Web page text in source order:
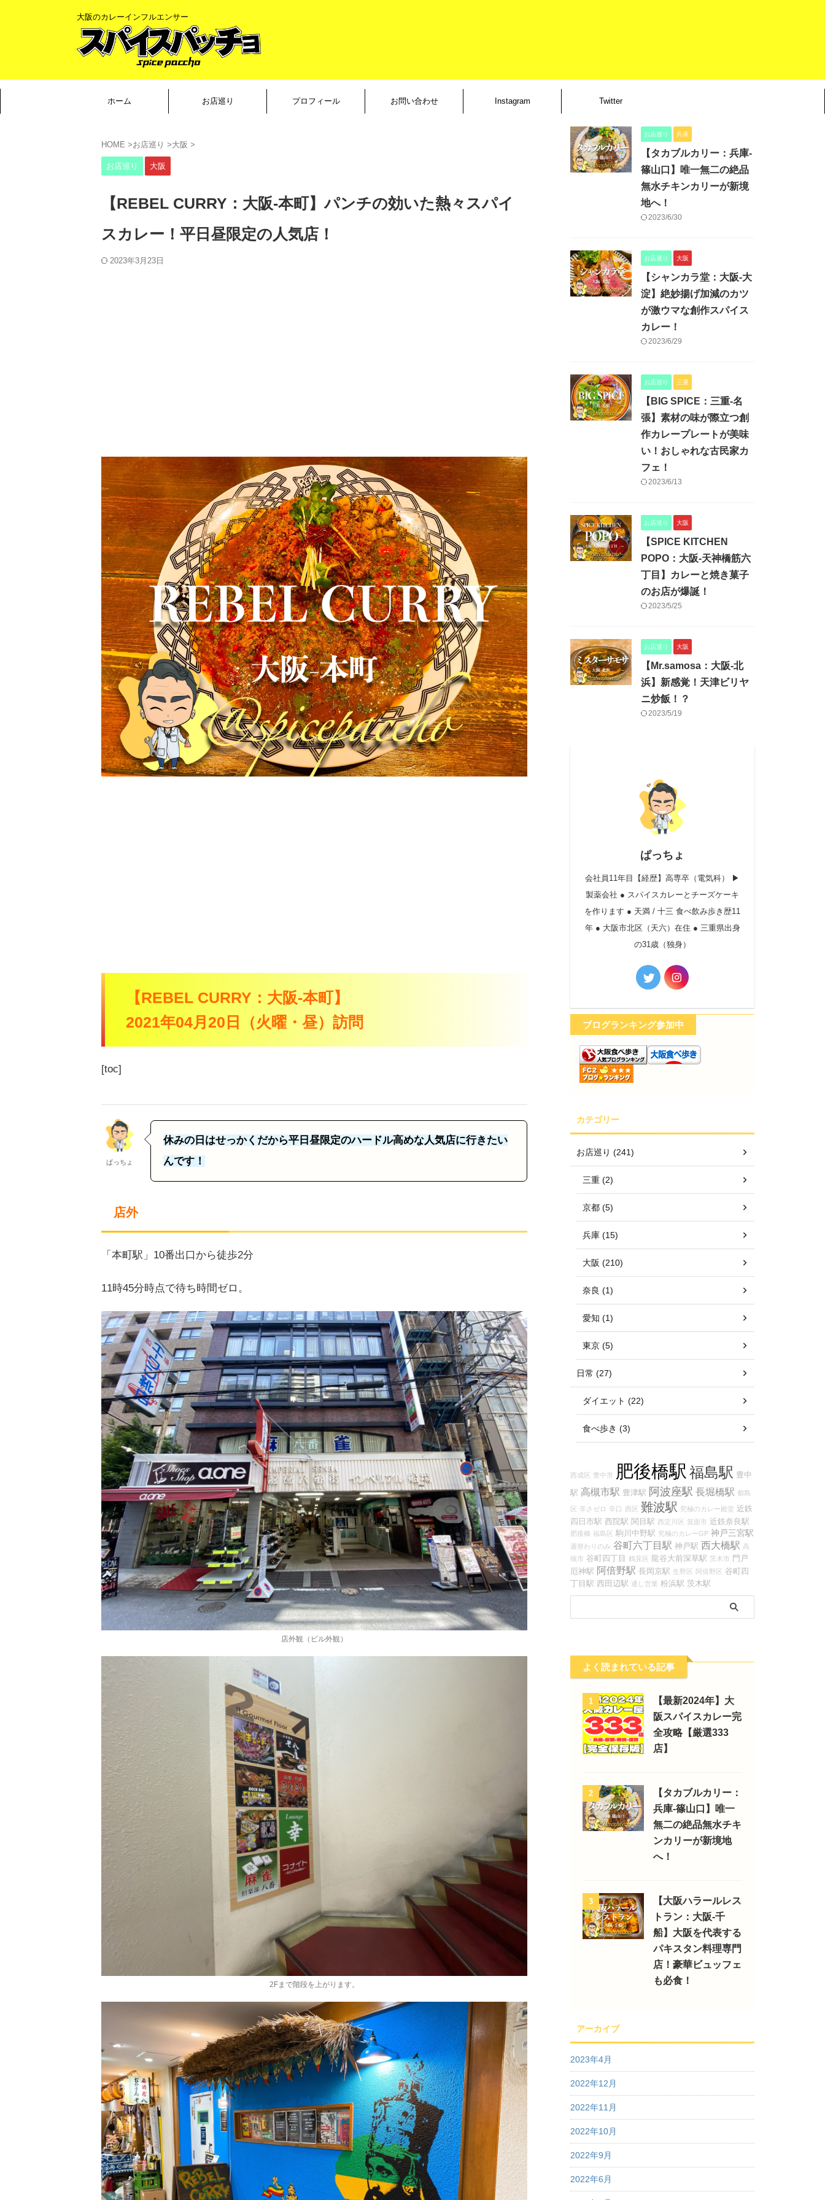
大阪のカレーインフルエンサー
ホーム お店巡り プロフィール お問い合わせ Instagram Twitter
HOME >お店巡り >大阪 >
お店巡り 大阪
【REBEL CURRY：大阪-本町】パンチの効いた熱々スパイ
スカレー！平日昼限定の人気店！
2023年3月23日
【REBEL CURRY：大阪-本町】
2021年04月20日（火曜・昼）訪問
[toc]
ぱっちょ
休みの日はせっかくだから平日昼限定のハードル高めな人気店に行きたい
んです！
店外
「本町駅」10番出口から徒歩2分
11時45分時点で待ち時間ゼロ。
店外観（ビル外観）
2Fまで階段を上がります。
お店巡り 兵庫
【タカブルカリー：兵庫-
篠山口】唯一無二の絶品
無水チキンカリーが新境
地へ！
2023/6/30
お店巡り 大阪
【シャンカラ堂：大阪-大
淀】絶妙揚げ加減のカツ
が激ウマな創作スパイス
カレー！
2023/6/29
お店巡り 三重
【BIG SPICE：三重-名
張】素材の味が際立つ創
作カレープレートが美味
い！おしゃれな古民家カ
フェ！
2023/6/13
お店巡り 大阪
【SPICE KITCHEN
POPO：大阪-天神橋筋六
丁目】カレーと焼き菓子
のお店が爆誕！
2023/5/25
お店巡り 大阪
【Mr.samosa：大阪-北
浜】新感覚！天津ビリヤ
ニ炒飯！？
2023/5/19
ぱっちょ
会社員11年目【経歴】高専卒（電気科） ▶︎
製薬会社 ● スパイスカレーとチーズケーキ
を作ります ● 天満 / 十三 食べ飲み歩き歴11
年 ● 大阪市北区（天六）在住 ● 三重県出身
の31歳（独身）
ブログランキング参加中
カテゴリー
お店巡り (241)
三重 (2)
京都 (5)
兵庫 (15)
大阪 (210)
奈良 (1)
愛知 (1)
東京 (5)
日常 (27)
ダイエット (22)
食べ歩き (3)
西成区 豊中市 肥後橋駅 福島駅 豊中
駅 高槻市駅 豊津駅 阿波座駅 長堀橋駅 都島
区 辛さゼロ 辛口 西区 難波駅 究極のカレー殿堂 近鉄
四日市駅 西院駅 関目駅 西淀川区 箕面市 近鉄奈良駅
肥後橋 福島区 駒川中野駅 究極のカレーGP 神戸三宮駅
週替わりのみ 谷町六丁目駅 神戸駅 西大橋駅 高
槻市 谷町四丁目 鶴見区 龍谷大前深草駅 茨木市
門戸
厄神駅 阿倍野駅 長岡京駅 生野区 阿倍野区 谷町四
丁目駅 西田辺駅 通し営業 粉浜駅 茨木駅
よく読まれている記事
1
【最新2024年】大
阪スパイスカレー完
全攻略【厳選333
店】
2
【タカブルカリー：
兵庫-篠山口】唯一
無二の絶品無水チキ
ンカリーが新境地
へ！
3
【大阪ハラールレス
トラン：大阪-千
船】大阪を代表する
パキスタン料理専門
店！豪華ビュッフェ
も必食！
アーカイブ
2023年4月
2022年12月
2022年11月
2022年10月
2022年9月
2022年6月